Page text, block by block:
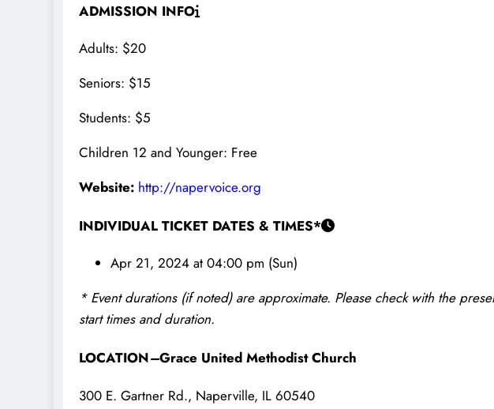
ADMISSION INFO
Adults: $20
Seniors: $15
Students: $5
Children 12 and Younger: Free
Website: http://napervoice.org
INDIVIDUAL TICKET DATES & TIMES*
Apr 21, 2024 at 04:00 pm (Sun)
* Event durations (if noted) are approximate. Please check with the
start times and duration.
LOCATION–Grace United Methodist Church
300 E. Gartner Rd., Naperville, IL 60540